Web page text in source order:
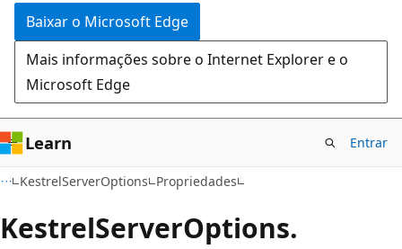
página
Baixar o Microsoft Edge
Mais informações sobre o Internet Explorer e o
Microsoft Edge
Learn Entrar
KestrelServerOptions Propriedades
KestrelServerOptions.